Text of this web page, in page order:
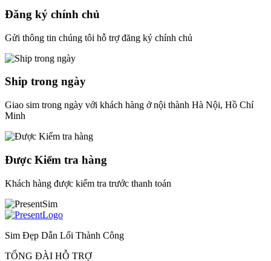
Đăng ký chính chủ
Gửi thông tin chúng tôi hỗ trợ đăng ký chính chủ
Ship trong ngày
Giao sim trong ngày với khách hàng ở nội thành Hà Nội, Hồ Chí
Minh
Được Kiểm tra hàng
Khách hàng được kiểm tra trước thanh toán
Sim Đẹp Dẫn Lối Thành Công
TỔNG ĐÀI HỖ TRỢ